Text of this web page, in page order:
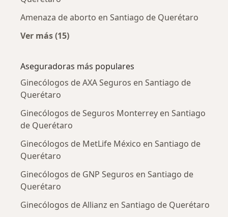
Amenaza de aborto en Santiago de Querétaro
Ver más (15)
Aseguradoras más populares
Ginecólogos de AXA Seguros en Santiago de
Querétaro
Ginecólogos de Seguros Monterrey en Santiago
de Querétaro
Ginecólogos de MetLife México en Santiago de
Querétaro
Ginecólogos de GNP Seguros en Santiago de
Querétaro
Ginecólogos de Allianz en Santiago de Querétaro